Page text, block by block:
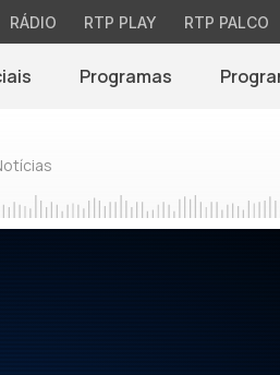
RÁDIO RTP PLAY RTP PALCO
Programas